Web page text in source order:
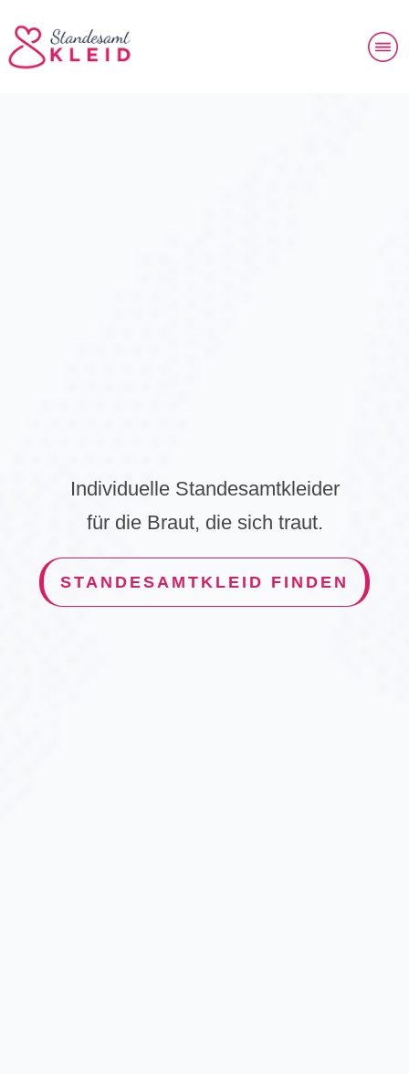
Individuelle Standesamtkleider
für die Braut, die sich traut.
STANDESAMTKLEID FINDEN